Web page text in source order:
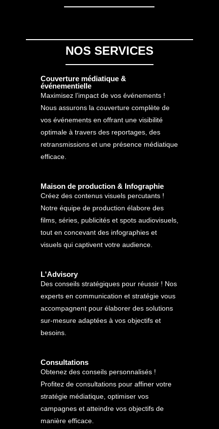
NOS SERVICES
Couverture médiatique &
événementielle
Maximisez l’impact de vos événements !
Nous assurons la couverture complète de
vos événements en offrant une visibilité
optimale à travers des reportages, des
retransmissions et une présence médiatique
efficace.
Maison de production & Infographie
Créez des contenus visuels percutants !
Notre équipe de production élabore des
films, séries, publicités et spots audiovisuels,
tout en concevant des infographies et
visuels qui captivent votre audience.
L'Advisory
Des conseils stratégiques pour réussir ! Nos
experts en communication et stratégie vous
accompagnent pour élaborer des solutions
sur-mesure adaptées à vos objectifs et
besoins.
Consultations
Obtenez des conseils personnalisés !
Profitez de consultations pour affiner votre
stratégie médiatique, optimiser vos
campagnes et atteindre vos objectifs de
manière efficace.